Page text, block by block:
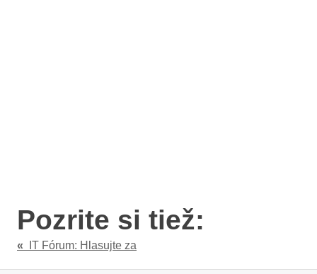
Pozrite si tiež:
« IT Fórum: Hlasujte za